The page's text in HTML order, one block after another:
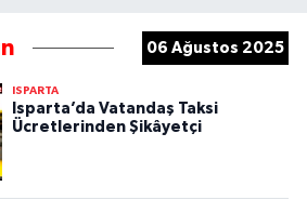
06 Ağustos 2025
ISPARTA
Isparta’da Vatandaş Taksi
Ücretlerinden Şikâyetçi